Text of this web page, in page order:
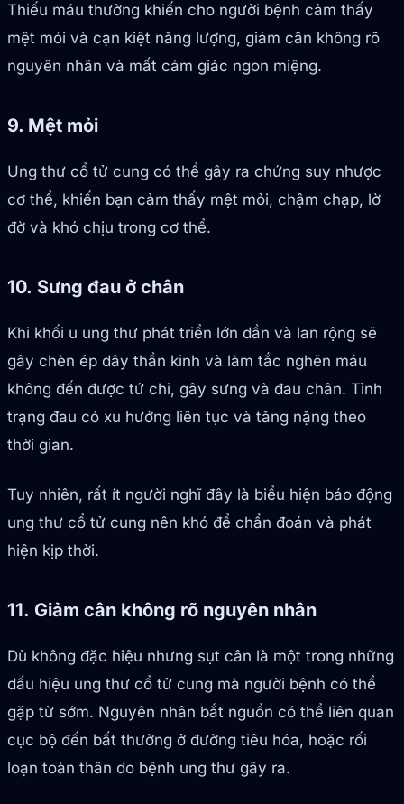
Thiếu máu thường khiến cho người bệnh cảm thấy
mệt mỏi và cạn kiệt năng lượng, giảm cân không rõ
nguyên nhân và mất cảm giác ngon miệng.
9. Mệt mỏi
Ung thư cổ tử cung có thể gây ra chứng suy nhược
cơ thể, khiến bạn cảm thấy mệt mỏi, chậm chạp, lờ
đờ và khó chịu trong cơ thể.
10. Sưng đau ở chân
Khi khối u ung thư phát triển lớn dần và lan rộng sẽ
gây chèn ép dây thần kinh và làm tắc nghẽn máu
không đến được tứ chi, gây sưng và đau chân. Tình
trạng đau có xu hướng liên tục và tăng nặng theo
thời gian.
Tuy nhiên, rất ít người nghĩ đây là biểu hiện báo động
ung thư cổ tử cung nên khó để chẩn đoán và phát
hiện kịp thời.
11. Giảm cân không rõ nguyên nhân
Dù không đặc hiệu nhưng sụt cân là một trong những
dấu hiệu ung thư cổ tử cung mà người bệnh có thể
gặp từ sớm. Nguyên nhân bắt nguồn có thể liên quan
cục bộ đến bất thường ở đường tiêu hóa, hoặc rối
loạn toàn thân do bệnh ung thư gây ra.